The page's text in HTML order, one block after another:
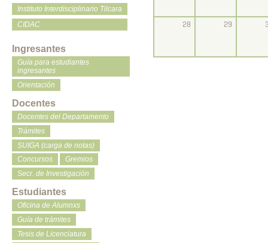
Instituto Interdisciplinario Tilcara
CIDAC
Ingresantes
Guía para estudiantes
ingresantes
Orientación
Docentes
Docentes del Departamento
Trámites
SUIGA (carga de notas)
Concursos
Gremios
Secr. de Investigación
Estudiantes
Oficina de Alumnxs
Guía de trámites
Tesis de Licenciatura
28 29